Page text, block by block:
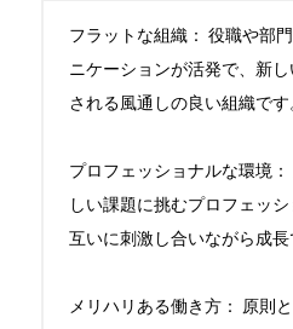
フラットな組織： 役職や部
ニケーションが活発で、新
される風通しの良い組織です
プロフェッショナルな環境
しい課題に挑むプロフェッシ
互いに刺激し合いながら成長
メリハリある働き方： 原則